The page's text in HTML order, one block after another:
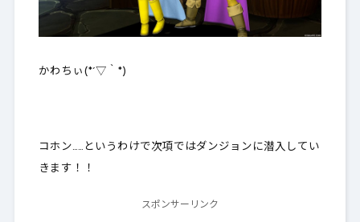
かわちぃ(*´▽｀*)
コホン……というわけで次項ではダンジョンに潜入してい
きます！！
スポンサーリンク